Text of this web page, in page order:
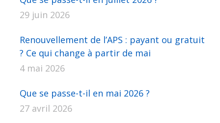
29 juin 2026
Renouvellement de l’APS : payant ou gratuit
? Ce qui change à partir de mai
4 mai 2026
Que se passe-t-il en mai 2026 ?
27 avril 2026